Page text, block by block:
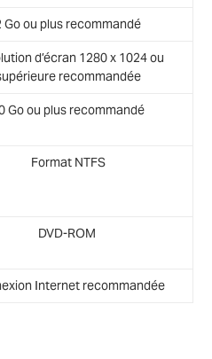
Go ou plus recommandé
d’écran 1280 x 1024 ou
recommandée
Go ou plus recommandé
Format NTFS
DVD-ROM
Internet recommandée